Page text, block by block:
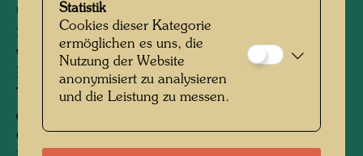
und zu einer Kollage vereinen konnte. Er war
fasziniert vom Blick nach unten, auf die Straße,
wo die phantastischsten Linien, Formen,
Farben und Kompositionen, die Sprünge im
Trottoir, wie die Bahnen ausgeschütteter Milch,
die Fantasie anregten und Gestaltungsideen in
Gang setzten. Er nahm sich vor, ein
Statistik
Cookies dieser Kategorie
ermöglichen es uns, die
Nutzung der Website
anonymisiert zu analysieren
und die Leistung zu messen.